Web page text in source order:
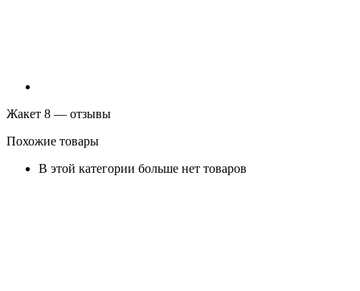
Жакет 8 — отзывы
Похожие товары
В этой категории больше нет товаров